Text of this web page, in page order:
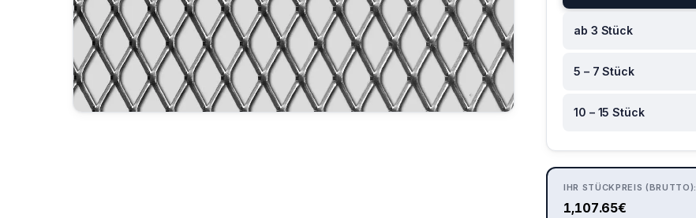
ab 3 Stück
5 – 7 Stück
10 – 15 Stück
IHR STÜCKPREIS (BRUTTO):
1,107.65€